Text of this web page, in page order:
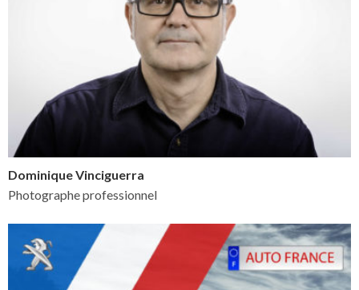
Dominique Vinciguerra
Photographe professionnel